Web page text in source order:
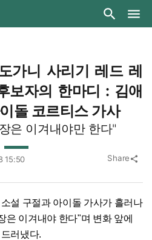
가니 사리기 레드 레
보자의 한마디 : 김애
돌 코르티스 가사
은 이겨내야만 한다"
15:50 Share share
설 구절과 아이돌 가사가 흘러나
은 이겨내야 한다"며 변화 앞에
러냈다.